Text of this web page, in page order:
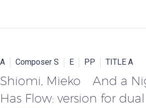
A Composer S E PP TITLE A
Shiomi, Mieko And a
Has Flow: version for